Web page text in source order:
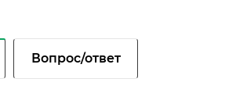
Вопрос/ответ